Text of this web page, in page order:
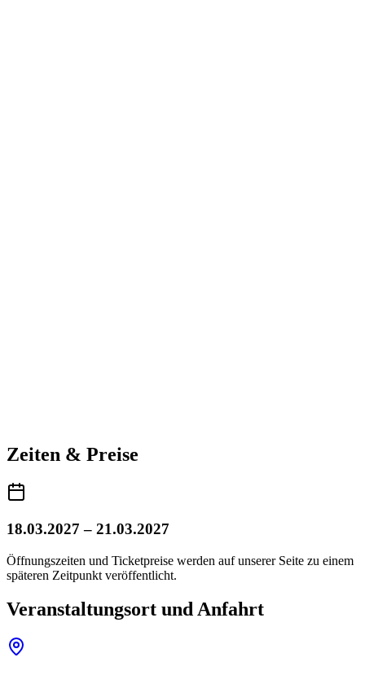
Zeiten & Preise
18.03.2027 – 21.03.2027
Öffnungszeiten und Ticketpreise werden auf unserer Seite zu einem
späteren Zeitpunkt veröffentlicht.
Veranstaltungsort und Anfahrt